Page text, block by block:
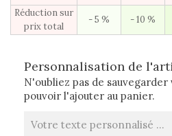
Réduction sur
prix total
- 5 % - 10 %
Personnalisation de
N'oubliez pas de
pouvoir l'ajouter au panier.